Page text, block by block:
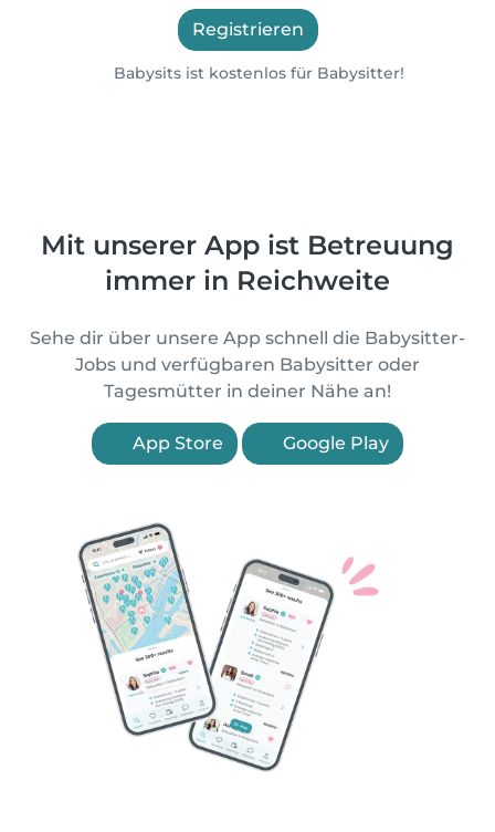
Registrieren
Babysits ist kostenlos für Babysitter!
Mit unserer App ist Betreuung
immer in Reichweite
Sehe dir über unsere App schnell die Babysitter-
Jobs und verfügbaren Babysitter oder
Tagesmütter in deiner Nähe an!
App Store Google Play